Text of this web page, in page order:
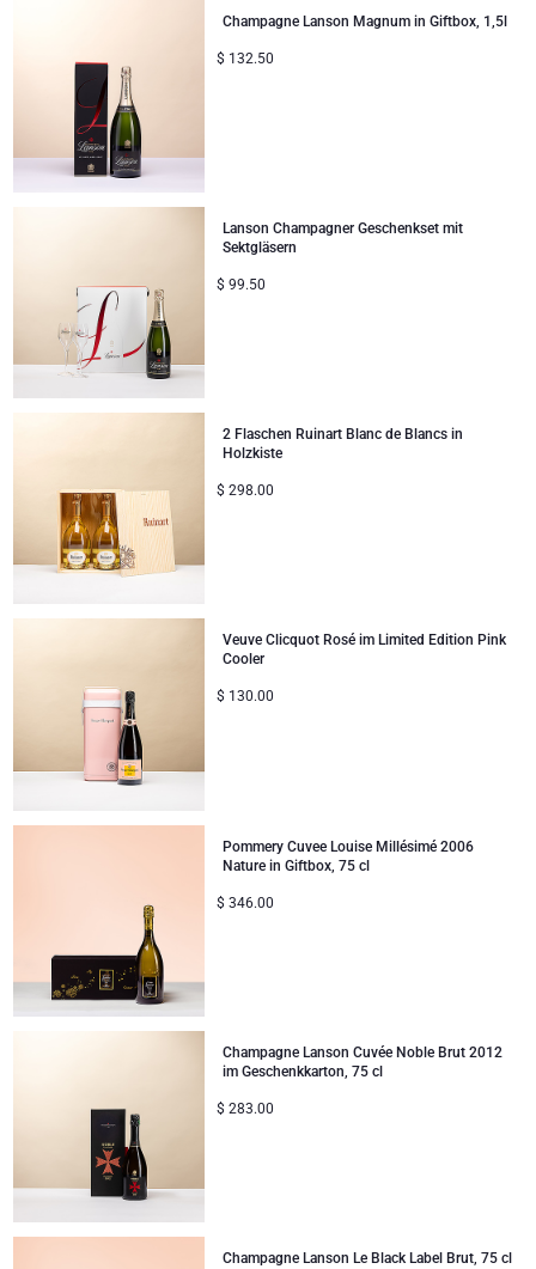
Champagne Lanson Magnum in Giftbox, 1,5l
$ 132.50
Lanson Champagner Geschenkset mit
Sektgläsern
$ 99.50
2 Flaschen Ruinart Blanc de Blancs in
Holzkiste
$ 298.00
Veuve Clicquot Rosé im Limited Edition Pink
Cooler
$ 130.00
Pommery Cuvee Louise Millésimé 2006
Nature in Giftbox, 75 cl
$ 346.00
Champagne Lanson Cuvée Noble Brut 2012
im Geschenkkarton, 75 cl
$ 283.00
Champagne Lanson Le Black Label Brut, 75 cl